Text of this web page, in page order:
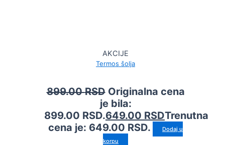
AKCIJE
Termos šolja
899.00RSD Originalna cena
je bila:
899.00 RSD.649.00 RSDTrenutna
cena je: 649.00 RSD.
Dodaj u
korpu